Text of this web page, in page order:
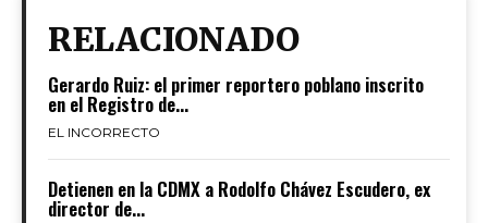
RELACIONADO
Gerardo Ruiz: el primer reportero poblano inscrito
en el Registro de...
EL INCORRECTO
Detienen en la CDMX a Rodolfo Chávez Escudero, ex
director de...